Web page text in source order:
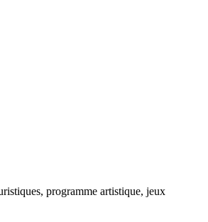
programme artistique, jeux